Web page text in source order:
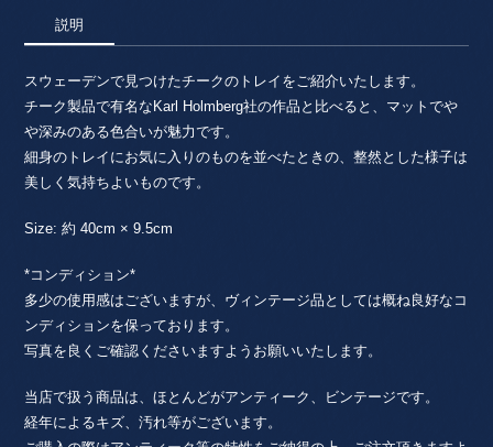
40cm
/
AKTA
BANGKOK
TEAK・
ス
ウ
ー
ン
個
説明
スウェーデンで見つけたチークのトレイをご紹介いたします。
チーク製品で有名なKarl Holmberg社の作品と比べると、マットでや
や深みのある色合いが魅力です。
細身のトレイにお気に入りのものを並べたときの、整然とした様子は
美しく気持ちよいものです。
Size: 約 40cm × 9.5cm
*コンディション*
多少の使用感はございますが、ヴィンテージ品としては概ね良好なコ
ンディションを保っております。
写真を良くご確認くださいますようお願いいたします。
当店で扱う商品は、ほとんどがアンティーク、ビンテージです。
経年によるキズ、汚れ等がございます。